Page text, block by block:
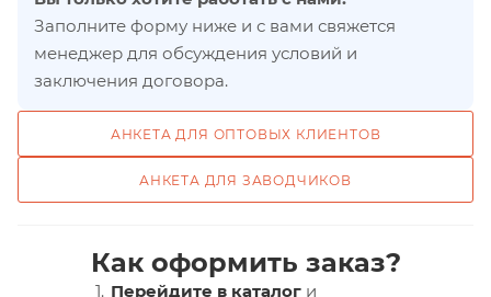
Заполните форму ниже и с вами свяжется
менеджер для обсуждения условий и
заключения договора.
АНКЕТА ДЛЯ ОПТОВЫХ КЛИЕНТОВ
АНКЕТА ДЛЯ ЗАВОДЧИКОВ
Как оформить заказ?
Перейдите в каталог и